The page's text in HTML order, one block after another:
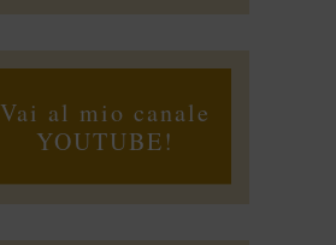
Vai al mio canale
YOUTUBE!